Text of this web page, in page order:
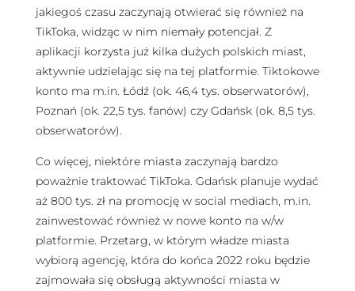
jakiegoś czasu zaczynają otwierać się również na
TikToka, widząc w nim niemały potencjał. Z
aplikacji korzysta już kilka dużych polskich miast,
aktywnie udzielając się na tej platformie. Tiktokowe
konto ma m.in. Łódź (ok. 46,4 tys. obserwatorów),
Poznań (ok. 22,5 tys. fanów) czy Gdańsk (ok. 8,5 tys.
obserwatorów).
Co więcej, niektóre miasta zaczynają bardzo
poważnie traktować TikToka. Gdańsk planuje wydać
aż 800 tys. zł na promocję w social mediach, m.in.
zainwestować również w nowe konto na w/w
platformie. Przetarg, w którym władze miasta
wybiorą agencję, która do końca 2022 roku będzie
zajmowała się obsługą aktywności miasta w